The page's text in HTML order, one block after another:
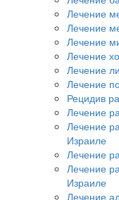
Лечение
Лечение
Лечение
Лечение
Лечение
Лечение
Рецидив
Лечение
Лечение
Израиле
Лечение
Лечение
Израиле
Лечение